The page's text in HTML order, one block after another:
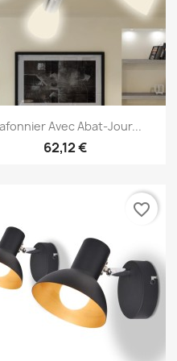
Aperçu rapide
Avec Abat-Jour...
62,12 €
favorite_border